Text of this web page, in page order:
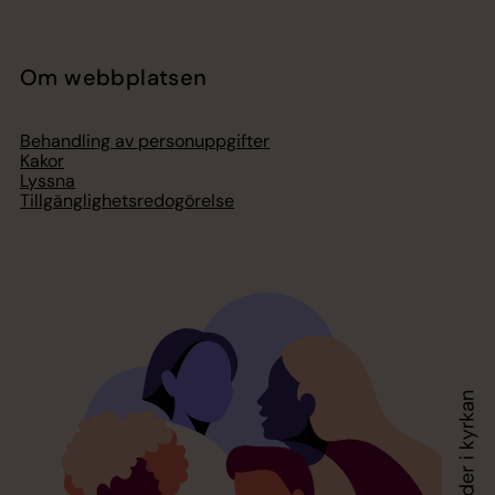
Om webbplatsen
Behandling av personuppgifter
Kakor
Lyssna
Tillgänglighetsredogörelse